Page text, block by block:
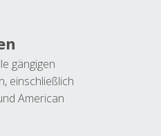
gängigen
einschließlich
American